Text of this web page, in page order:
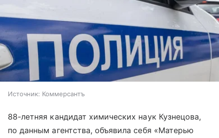
Источник: Коммерсантъ
88-летняя кандидат химических наук Кузнецова,
по данным агентства, объявила себя «Матерью